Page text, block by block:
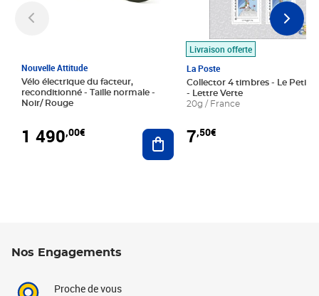
Nouvelle Attitude
Vélo électrique du facteur,
reconditionné - Taille normale -
Noir/ Rouge
1 490,00€ Ajouter au panier
Livraison offerte
La Poste
Collector 4 timbres - Le Petit
- Lettre Verte
20g / France
7,50€
Nos Engagements
Proche de vous